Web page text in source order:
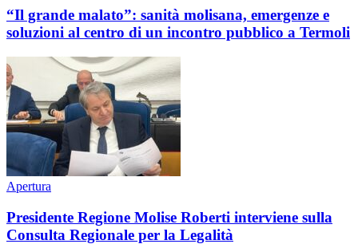
“Il grande malato”: sanità molisana, emergenze e
soluzioni al centro di un incontro pubblico a Termoli
Apertura
Presidente Regione Molise Roberti interviene sulla
Consulta Regionale per la Legalità